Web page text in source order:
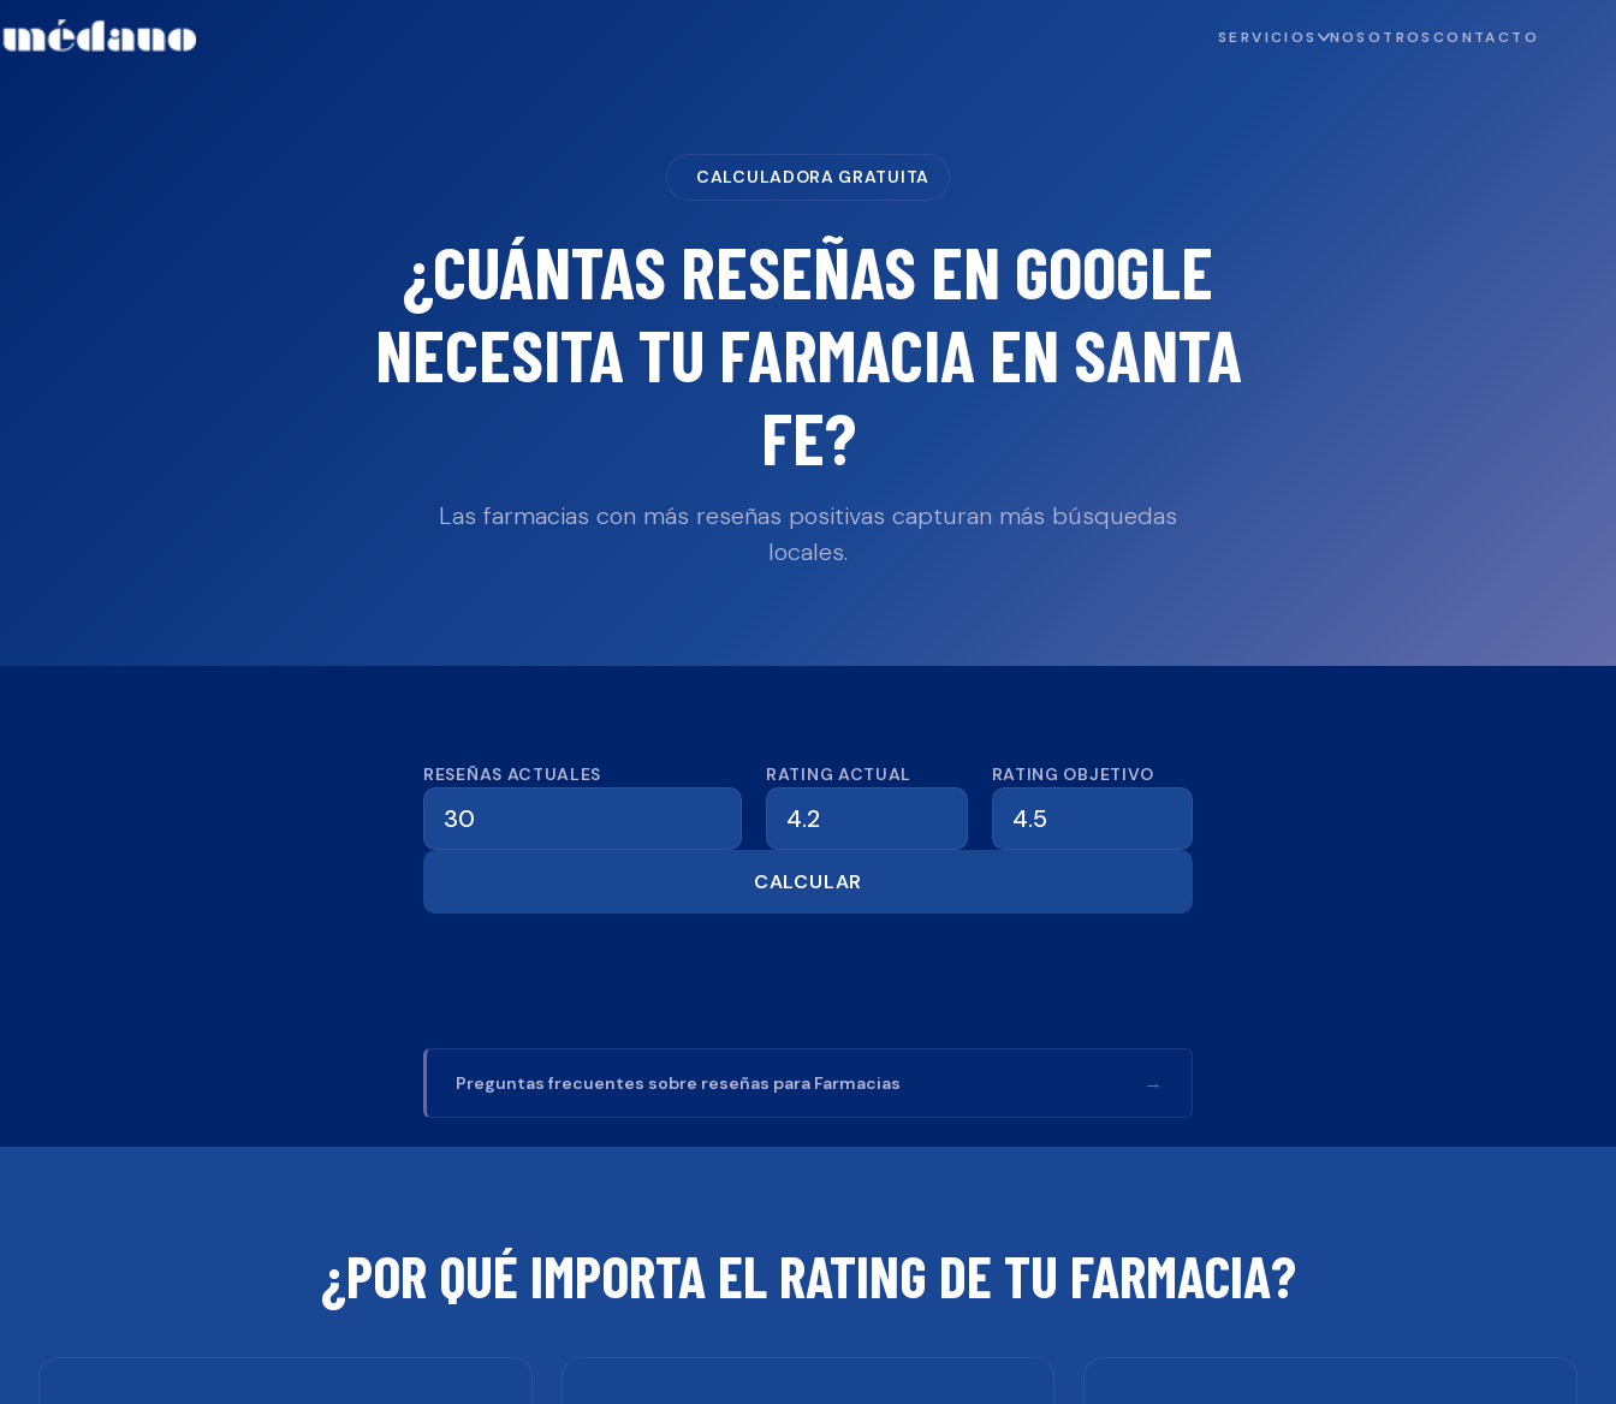
SERVICIOS NOSOTROS CONTACTO
CALCULADORA GRATUITA
¿CUÁNTAS RESEÑAS EN GOOGLE
NECESITA TU FARMACIA EN SANTA
FE?
Las farmacias con más reseñas positivas capturan más búsquedas
locales.
Calculadora de reseñas
RESEÑAS ACTUALES RATING ACTUAL RATING OBJETIVO
CALCULAR
Preguntas frecuentes sobre reseñas para Farmacias →
¿POR QUÉ IMPORTA EL RATING DE TU FARMACIA?